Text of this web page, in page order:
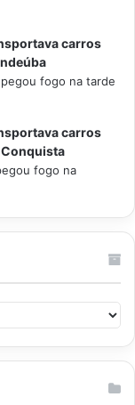
carros
fogo na tarde
carros
fogo na